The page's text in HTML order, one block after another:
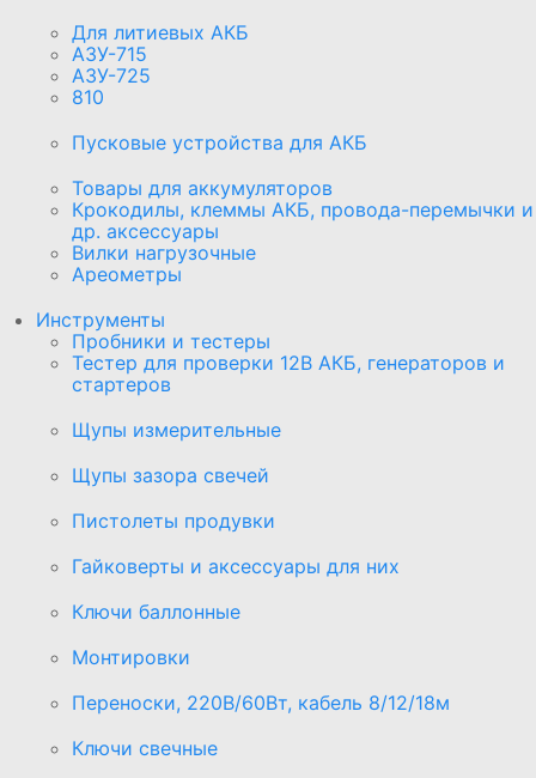
Для литиевых АКБ
АЗУ-715
АЗУ-725
810
Пусковые устройства для АКБ
Товары для аккумуляторов
Крокодилы, клеммы АКБ, провода-перемычки и
др. аксессуары
Вилки нагрузочные
Ареометры
Инструменты
Пробники и тестеры
Тестер для проверки 12В АКБ, генераторов и
стартеров
Щупы измерительные
Щупы зазора свечей
Пистолеты продувки
Гайковерты и аксессуары для них
Ключи баллонные
Монтировки
Переноски, 220В/60Вт, кабель 8/12/18м
Ключи свечные